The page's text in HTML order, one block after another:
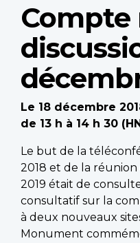
Compte
Le 18 décembre
de 13 h à 14 h 30
Le but de la
2018 et de la
2019 était de
consultatif sur la
à deux nouveaux
Monument